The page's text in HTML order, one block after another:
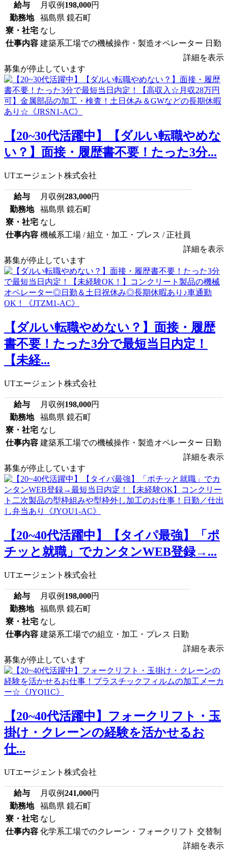
給与 月収例 198,000円
勤務地
福島県 鏡石町
寮・社宅 なし
仕事内容 建築系工場での機械操作・製造オペレーター 日勤
詳細を表示
募集が停止しています
【20~30代活躍中】【ダルい転職やめな
い？】面接・履歴書不要！たった3分...
UTエージェント株式会社
給与 月収例283,000円
勤務地
福島県 鏡石町
寮・社宅 なし
仕事内容 機械系工場 / 組立・加工・プレス / 正社員
詳細を表示
募集が停止しています
【ダルい転職やめない？】面接・履歴
書不要！たった3分で最短当日内定！
【未経...
UTエージェント株式会社
給与 月収例 198,000円
勤務地
福島県 鏡石町
寮・社宅 なし
仕事内容 建築系工場での機械操作・製造オペレーター 日勤
詳細を表示
募集が停止しています
【20~40代活躍中】【タイパ最強】「ポ
チッと就職」でカンタンWEB登録→...
UTエージェント株式会社
給与 月収例 198,000円
勤務地
福島県 鏡石町
寮・社宅 なし
仕事内容 建築系工場での組立・加工・プレス 日勤
詳細を表示
募集が停止しています
【20~40代活躍中】フォークリフト・玉
掛け・クレーンの経験を活かせるお
仕...
UTエージェント株式会社
給与 月収例241,000円
勤務地
福島県 鏡石町
寮・社宅 なし
仕事内容 化学系工場でのクレーン・フォークリフト 交替制
詳細を表示